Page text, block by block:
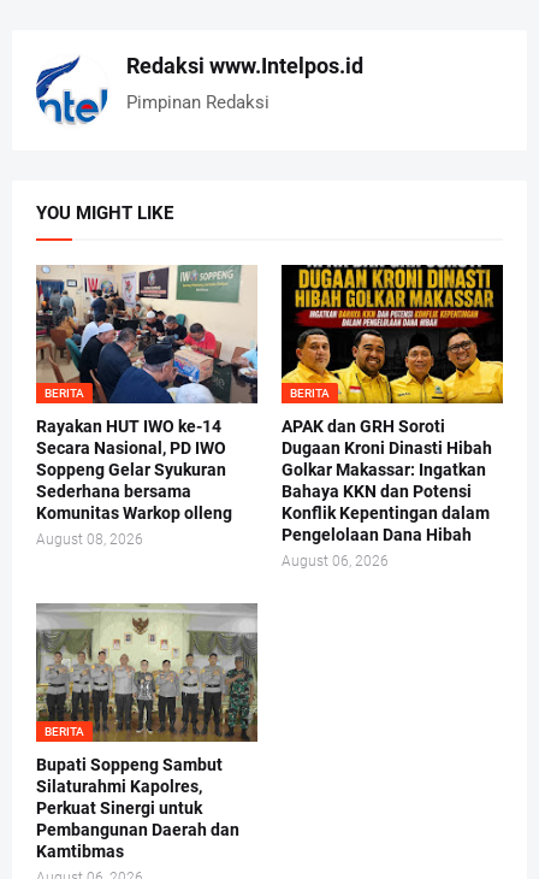
Redaksi www.Intelpos.id
Pimpinan Redaksi
YOU MIGHT LIKE
BERITA
Rayakan HUT IWO ke-14
Secara Nasional, PD IWO
Soppeng Gelar Syukuran
Sederhana bersama
Komunitas Warkop olleng
August 08, 2026
BERITA
APAK dan GRH Soroti
Dugaan Kroni Dinasti Hibah
Golkar Makassar: Ingatkan
Bahaya KKN dan Potensi
Konflik Kepentingan dalam
Pengelolaan Dana Hibah
August 06, 2026
BERITA
Bupati Soppeng Sambut
Silaturahmi Kapolres,
Perkuat Sinergi untuk
Pembangunan Daerah dan
Kamtibmas